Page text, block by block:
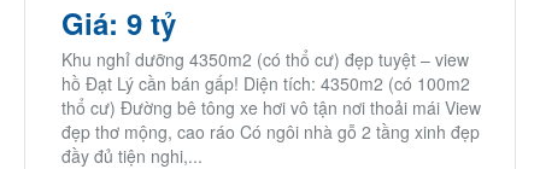
Giá: 9 tỷ
Khu nghỉ dưỡng 4350m2 (có thổ cư) đẹp tuyệt – view
hồ Đạt Lý cần bán gấp! Diện tích: 4350m2 (có 100m2
thổ cư) Đường bê tông xe hơi vô tận nơi thoải mái View
đẹp thơ mộng, cao ráo Có ngôi nhà gỗ 2 tầng xinh đẹp
đầy đủ tiện nghi,...